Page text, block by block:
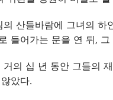
산들바람에 그녀의 하
들어가는 문을 연 뒤,
의 십 년 동안 그들의
았다.